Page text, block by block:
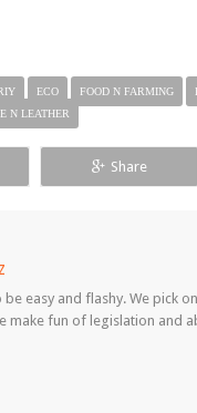
ECO FOOD N FARMING
N LEATHER
Share
be easy and flashy. We pick
make fun of legislation and